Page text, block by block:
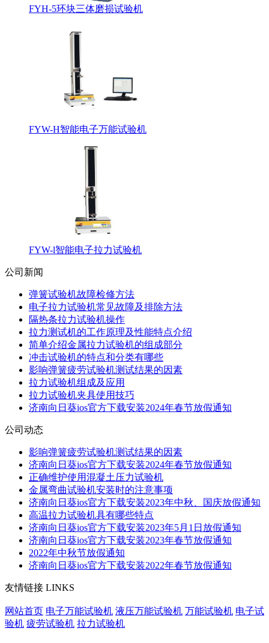
FYH-5环块三体磨损试验机
FYW-H智能电子万能试验机
FYW-l智能电子拉力试验机
公司新闻
弹簧试验机故障检修方法
电子拉力试验机常见故障及排除方法
隔热条拉力试验机操作
拉力测试机的工作原理及性能特点介绍
简单介绍金属拉力试验机的组成部分
冲击试验机的特点和分类有哪些
影响弹簧疲劳试验机测试结果的因素
拉力试验机组成及应用
拉力试验机夹具使用技巧
济南向日葵ios官方下载安装2024年春节放假通知
公司动态
影响弹簧疲劳试验机测试结果的因素
济南向日葵ios官方下载安装2024年春节放假通知
正确维护使用混凝土压力试验机
金属弯曲试验机安装时的注意事项
济南向日葵ios官方下载安装2023年中秋、国庆放假通知
高温拉力试验机具有哪些特点
济南向日葵ios官方下载安装2023年5月1日放假通知
济南向日葵ios官方下载安装2023年春节放假通知
2022年中秋节放假通知
济南向日葵ios官方下载安装2022年春节放假通知
友情链接 LINKS
网站首页 电子万能试验机 液压万能试验机 万能试验机 电子试
验机 疲劳试验机 拉力试验机